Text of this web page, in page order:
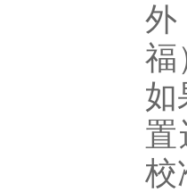
外
福
如
置
校